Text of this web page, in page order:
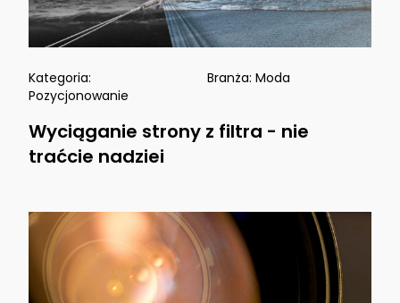
Kategoria:
Pozycjonowanie
Branża: Moda
Wyciąganie strony z filtra - nie
traćcie nadziei